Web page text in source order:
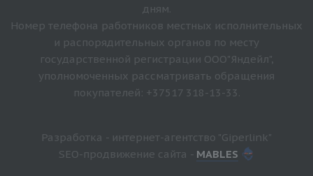
дням.
Номер телефона работников местных исполнительных
и распорядительных органов по месту
государственной регистрации ООО"Яндейл",
уполномоченных рассматривать обращения
покупателей: +37517 318-13-33.
Разработка - интернет-агентство "Giperlink"
SEO-продвижение сайта - MABLES